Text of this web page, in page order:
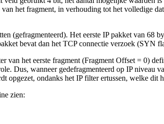
het fragment, in verhouding tot het volledige
(gefragmenteerd). Het eerste IP pakket van 68
bevat dan het TCP connectie verzoek (SYN
van het eerste fragment (Fragment Offset = 0)
Dus, wanneer gedefragmenteerd op IP niveau
ondanks het IP filter ertussen, welke dit
zien: